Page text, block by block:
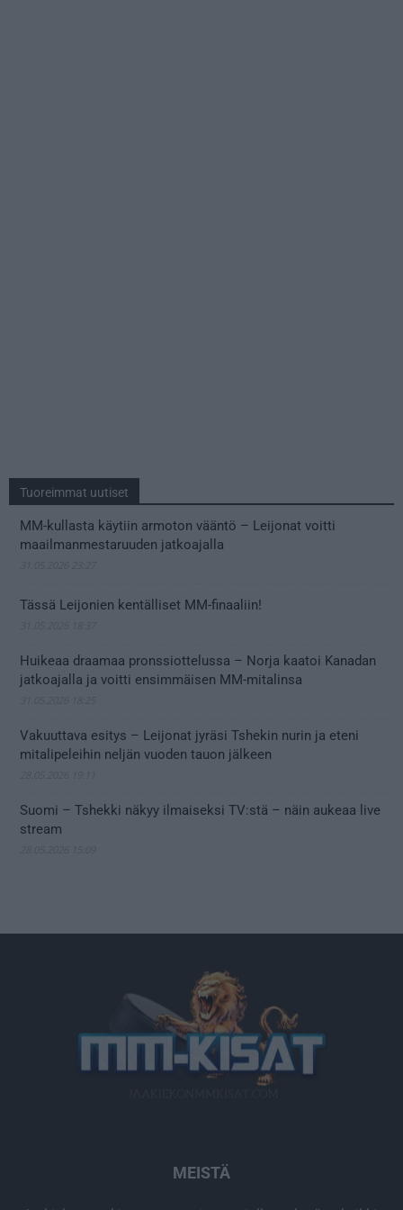
Tuoreimmat uutiset
MM-kullasta käytiin armoton vääntö – Leijonat voitti
maailmanmestaruuden jatkoajalla
Tässä Leijonien kentälliset MM-finaaliin!
Huikeaa draamaa pronssiottelussa – Norja kaatoi Kanadan
jatkoajalla ja voitti ensimmäisen MM-mitalinsa
Vakuuttava esitys – Leijonat jyräsi Tshekin nurin ja eteni
mitalipeleihin neljän vuoden tauon jälkeen
Suomi – Tshekki näkyy ilmaiseksi TV:stä – näin aukeaa live
stream
MEISTÄ